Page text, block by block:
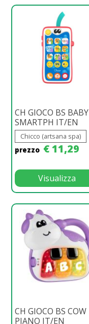
CH GIOCO BS BABY
SMARTPH IT/EN
Chicco (artsana spa)
prezzo € 11,29
Visualizza
CH GIOCO BS COW
PIANO IT/EN